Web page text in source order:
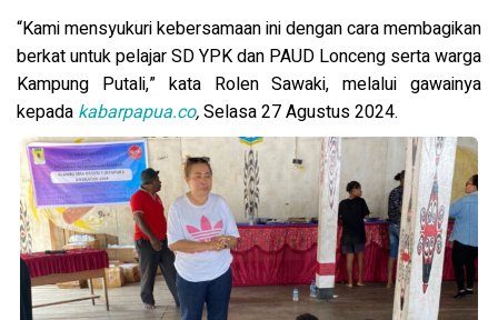
“Kami mensyukuri kebersamaan ini dengan cara membagikan
berkat untuk pelajar SD YPK dan PAUD Lonceng serta warga
Kampung Putali,” kata Rolen Sawaki, melalui gawainya
kepada kabarpapua.co,Selasa 27 Agustus 2024.